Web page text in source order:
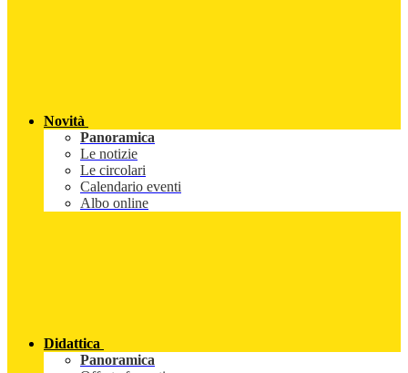
Novità
Panoramica
Le notizie
Le circolari
Calendario eventi
Albo online
Didattica
Panoramica